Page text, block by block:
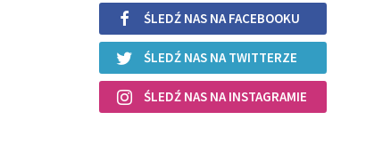
ŚLEDŹ NAS NA FACEBOOKU
ŚLEDŹ NAS NA TWITTERZE
ŚLEDŹ NAS NA INSTAGRAMIE